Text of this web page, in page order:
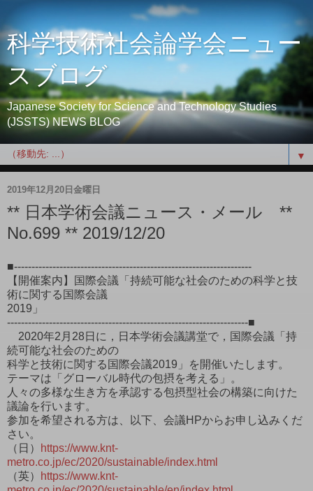
科学技術社会論学会ニュー
スブログ
Japanese Society for Science and Technology Studies
(JSSTS) NEWS BLOG
▼
2019年12月20日金曜日
** 日本学術会議ニュース・メール **
No.699 ** 2019/12/20
■--------------------------------------------------------------------
【開催案内】国際会議「持続可能な社会のための科学と技
術に関する国際会議
2019」
---------------------------------------------------------------------■
2020年2月28日に，日本学術会議講堂で，国際会議「持
続可能な社会のための
科学と技術に関する国際会議2019」を開催いたします。
テーマは「グローバル時代の包摂を考える」。
人々の多様な生き方を承認する包摂型社会の構築に向けた
議論を行います。
参加を希望される方は、以下、会議HPからお申し込みくだ
さい。
（日）
https://www.knt-
metro.co.jp/ec/2020/sustainable/index.html
（英）
https://www.knt-